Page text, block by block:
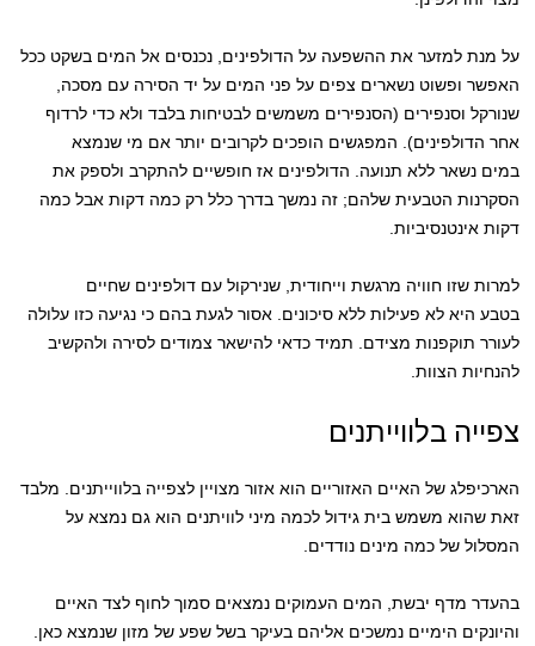
על מנת למזער את ההשפעה על הדולפינים, נכנסים אל המים בשקט ככל
האפשר ופשוט נשארים צפים על פני המים על יד הסירה עם מסכה,
שנורקל וסנפירים (הסנפירים משמשים לבטיחות בלבד ולא כדי לרדוף
אחר הדולפינים). המפגשים הופכים לקרובים יותר אם מי שנמצא
במים נשאר ללא תנועה. הדולפינים אז חופשיים להתקרב ולספק את
הסקרנות הטבעית שלהם; זה נמשך בדרך כלל רק כמה דקות אבל כמה
דקות אינטנסיביות.
למרות שזו חוויה מרגשת וייחודית, שנירקול עם דולפינים שחיים
בטבע היא לא פעילות ללא סיכונים. אסור לגעת בהם כי נגיעה כזו עלולה
לעורר תוקפנות מצידם. תמיד כדאי להישאר צמודים לסירה ולהקשיב
להנחיות הצוות.
צפייה בלווייתנים
הארכיפלג של האיים האזוריים הוא אזור מצויין לצפייה בלווייתנים. מלבד
זאת שהוא משמש בית גידול לכמה מיני לוויתנים הוא גם נמצא על
המסלול של כמה מינים נודדים.
בהעדר מדף יבשת, המים העמוקים נמצאים סמוך לחוף לצד האיים
והיונקים הימיים נמשכים אליהם בעיקר בשל שפע של מזון שנמצא כאן.